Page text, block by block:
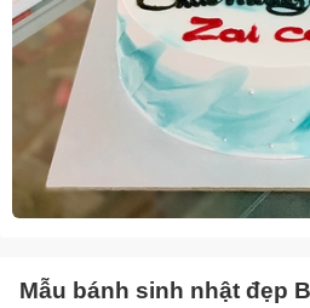
Mẫu bánh sinh nhật đẹp